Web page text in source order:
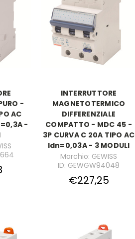
-
AC
-
INTERRUTTORE
MAGNETOTERMICO
DIFFERENZIALE
COMPATTO - MDC 45 -
3P CURVA C 20A TIPO AC
Idn=0,03A - 3 MODULI
Marchio: GEWISS
ID: GEWGW94048
€227,25